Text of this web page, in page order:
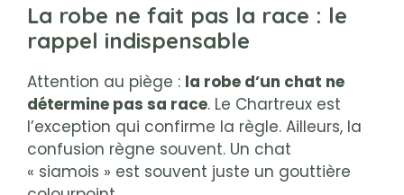
La robe ne fait pas la race : le
rappel indispensable
Attention au piège : la robe d’un chat ne
détermine pas sa race. Le Chartreux est
l’exception qui confirme la règle. Ailleurs, la
confusion règne souvent. Un chat
« siamois » est souvent juste un gouttière